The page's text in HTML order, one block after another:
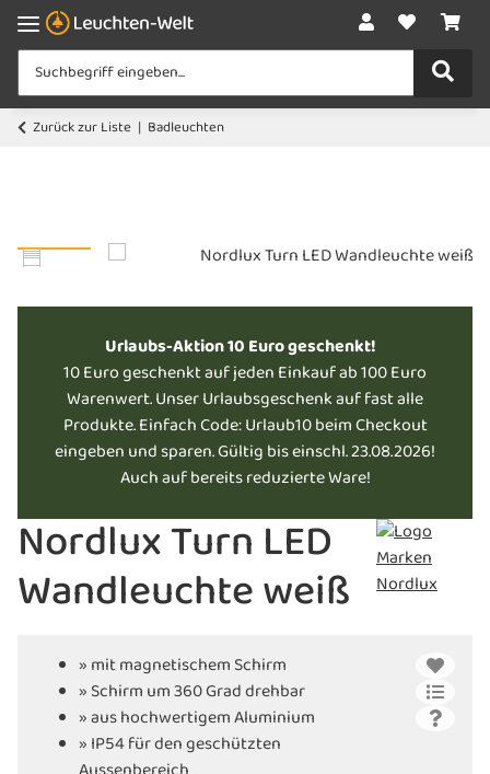
Zurück zur Liste Badleuchten
Urlaubs-Aktion 10 Euro geschenkt!
10 Euro geschenkt auf jeden Einkauf ab 100 Euro
Warenwert. Unser Urlaubsgeschenk auf fast alle
Produkte. Einfach Code: Urlaub10 beim Checkout
eingeben und sparen. Gültig bis einschl. 23.08.2026!
Auch auf bereits reduzierte Ware!
Nordlux Turn LED
Wandleuchte weiß
» mit magnetischem Schirm
» Schirm um 360 Grad drehbar
» aus hochwertigem Aluminium
» IP54 für den geschützten